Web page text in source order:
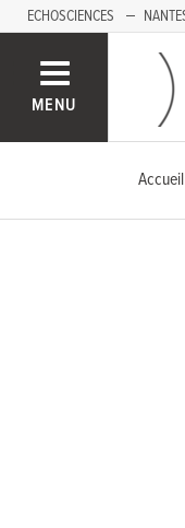
ECHOSCIENCES
MENU
Accueil